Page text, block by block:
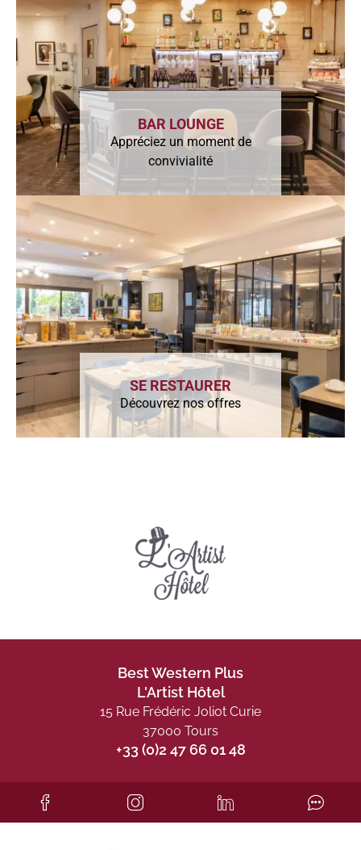
BAR LOUNGE
Appréciez un moment de
convivialité
SE RESTAURER
Découvrez nos offres
Best Western Plus
L'Artist Hôtel
15 Rue Frédéric Joliot Curie
37000 Tours
+33 (0)2 47 66 01 48